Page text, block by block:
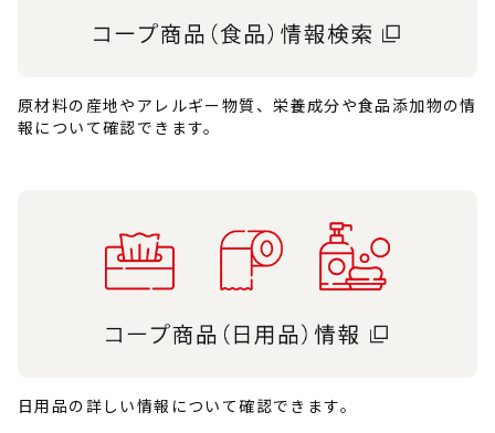
原材料の産地やアレルギー物質、栄養成分や食品添加物の情
報について確認できます。
日用品の詳しい情報について確認できます。